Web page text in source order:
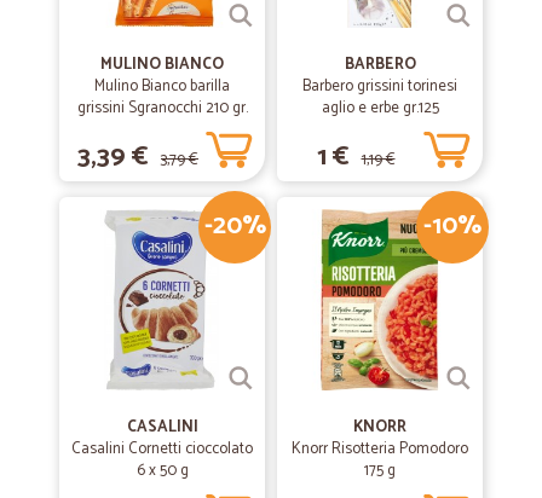
MULINO BIANCO
Mulino Bianco barilla
grissini Sgranocchi 210 gr.
3,39 € 3,79 €
BARBERO
Barbero grissini torinesi
aglio e erbe gr.125
1 € 1,19 €
-20%
CASALINI
Casalini Cornetti cioccolato
6 x 50 g
-10%
KNORR
Knorr Risotteria Pomodoro
175 g